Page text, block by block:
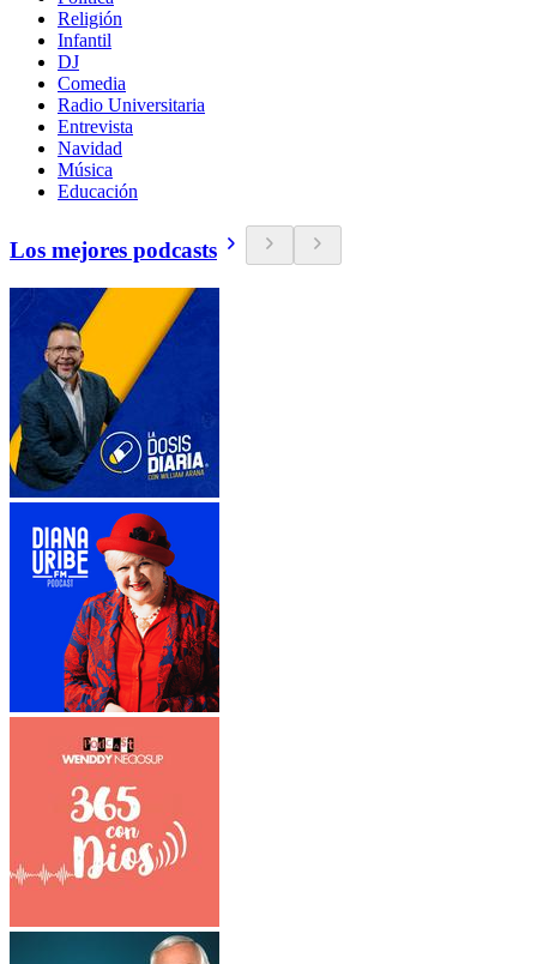
Religión
Infantil
DJ
Comedia
Radio Universitaria
Entrevista
Navidad
Música
Educación
Los mejores podcasts